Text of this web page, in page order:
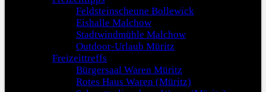
Feldsteinscheune Bollewick
Eishalle Malchow
Stadtwindmühle Malchow
Outdoor-Urlaub Müritz
Freizeittreffs
Bürgersaal Waren Müritz
Rotes Haus Waren (Müritz)